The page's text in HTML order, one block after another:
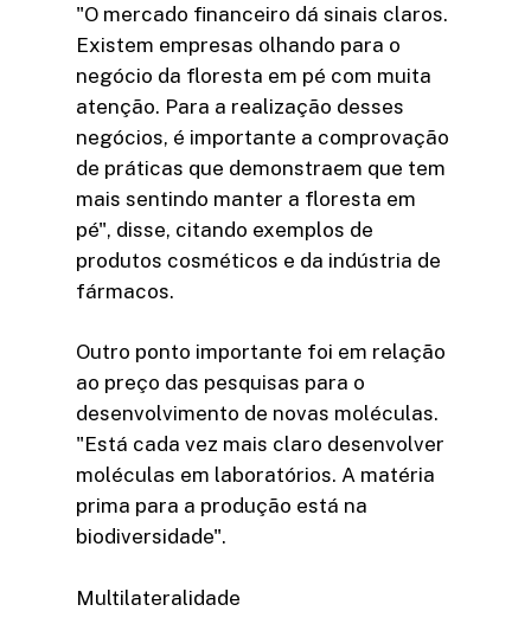
"O mercado financeiro dá sinais claros.
Existem empresas olhando para o
negócio da floresta em pé com muita
atenção. Para a realização desses
negócios, é importante a comprovação
de práticas que demonstraem que tem
mais sentindo manter a floresta em
pé", disse, citando exemplos de
produtos cosméticos e da indústria de
fármacos.
Outro ponto importante foi em relação
ao preço das pesquisas para o
desenvolvimento de novas moléculas.
"Está cada vez mais claro desenvolver
moléculas em laboratórios. A matéria
prima para a produção está na
biodiversidade".
Multilateralidade